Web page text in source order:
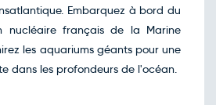
Embarquez à bord du
nucléaire français de la Marine
les aquariums géants pour une
dans les profondeurs de l'océan.